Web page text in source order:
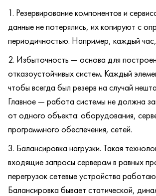
Резервирование компонентов и
данные не потерялись, их копируют с
периодичностью. Например, каждый
Избыточность — основа для
отказоустойчивых систем. Каждый
чтобы всегда был резерв на случай
Главное — работа системы не должна
от одного объекта: оборудования,
программного обеспечения, сетей.
Балансировка нагрузки. Такая
входящие запросы серверам в равных
перегрузок сетевые устройства
Балансировка бывает статической,